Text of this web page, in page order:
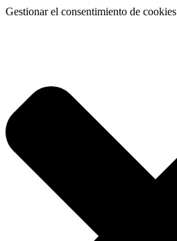
Gestionar el consentimiento de cookies